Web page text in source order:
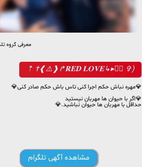
6 025 members, 125 online
معرفی گروه
(‌‌✞ ‌‌↳⃟▸‌‌↳𝐑𝐄𝐃 𝐋𝐎𝐕𝐄↱❰‌‌⚠️❱† ⇡
💎مهره نباش حکم اجرا کنی تاس باش حکم صادر کنی💎
💎اگر با حیوان ها مهربان نیستید
حداقل با مهربان ها حیوان نباشید.💎
مشاهده آگهی تلگرام